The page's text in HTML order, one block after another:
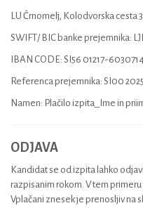
LU Črnomelj, Kolodvorska cesta
SWIFT/ BIC banke prejemnika:
IBAN CODE: SI56 01217-
Referenca prejemnika: SI00
Namen: Plačilo izpita_Ime in
ODJAVA
Kandidat se od izpita lahko
razpisanim rokom. V tem
Vplačani znesek je prenosljiv na